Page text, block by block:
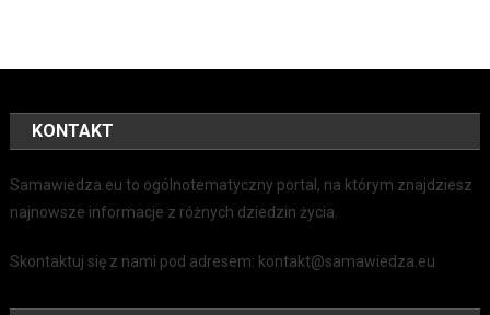
KONTAKT
Samawiedza.eu to ogólnotematyczny portal, na którym znajdziesz
najnowsze informacje z różnych dziedzin życia.
Skontaktuj się z nami pod adresem: kontakt@samawiedza.eu